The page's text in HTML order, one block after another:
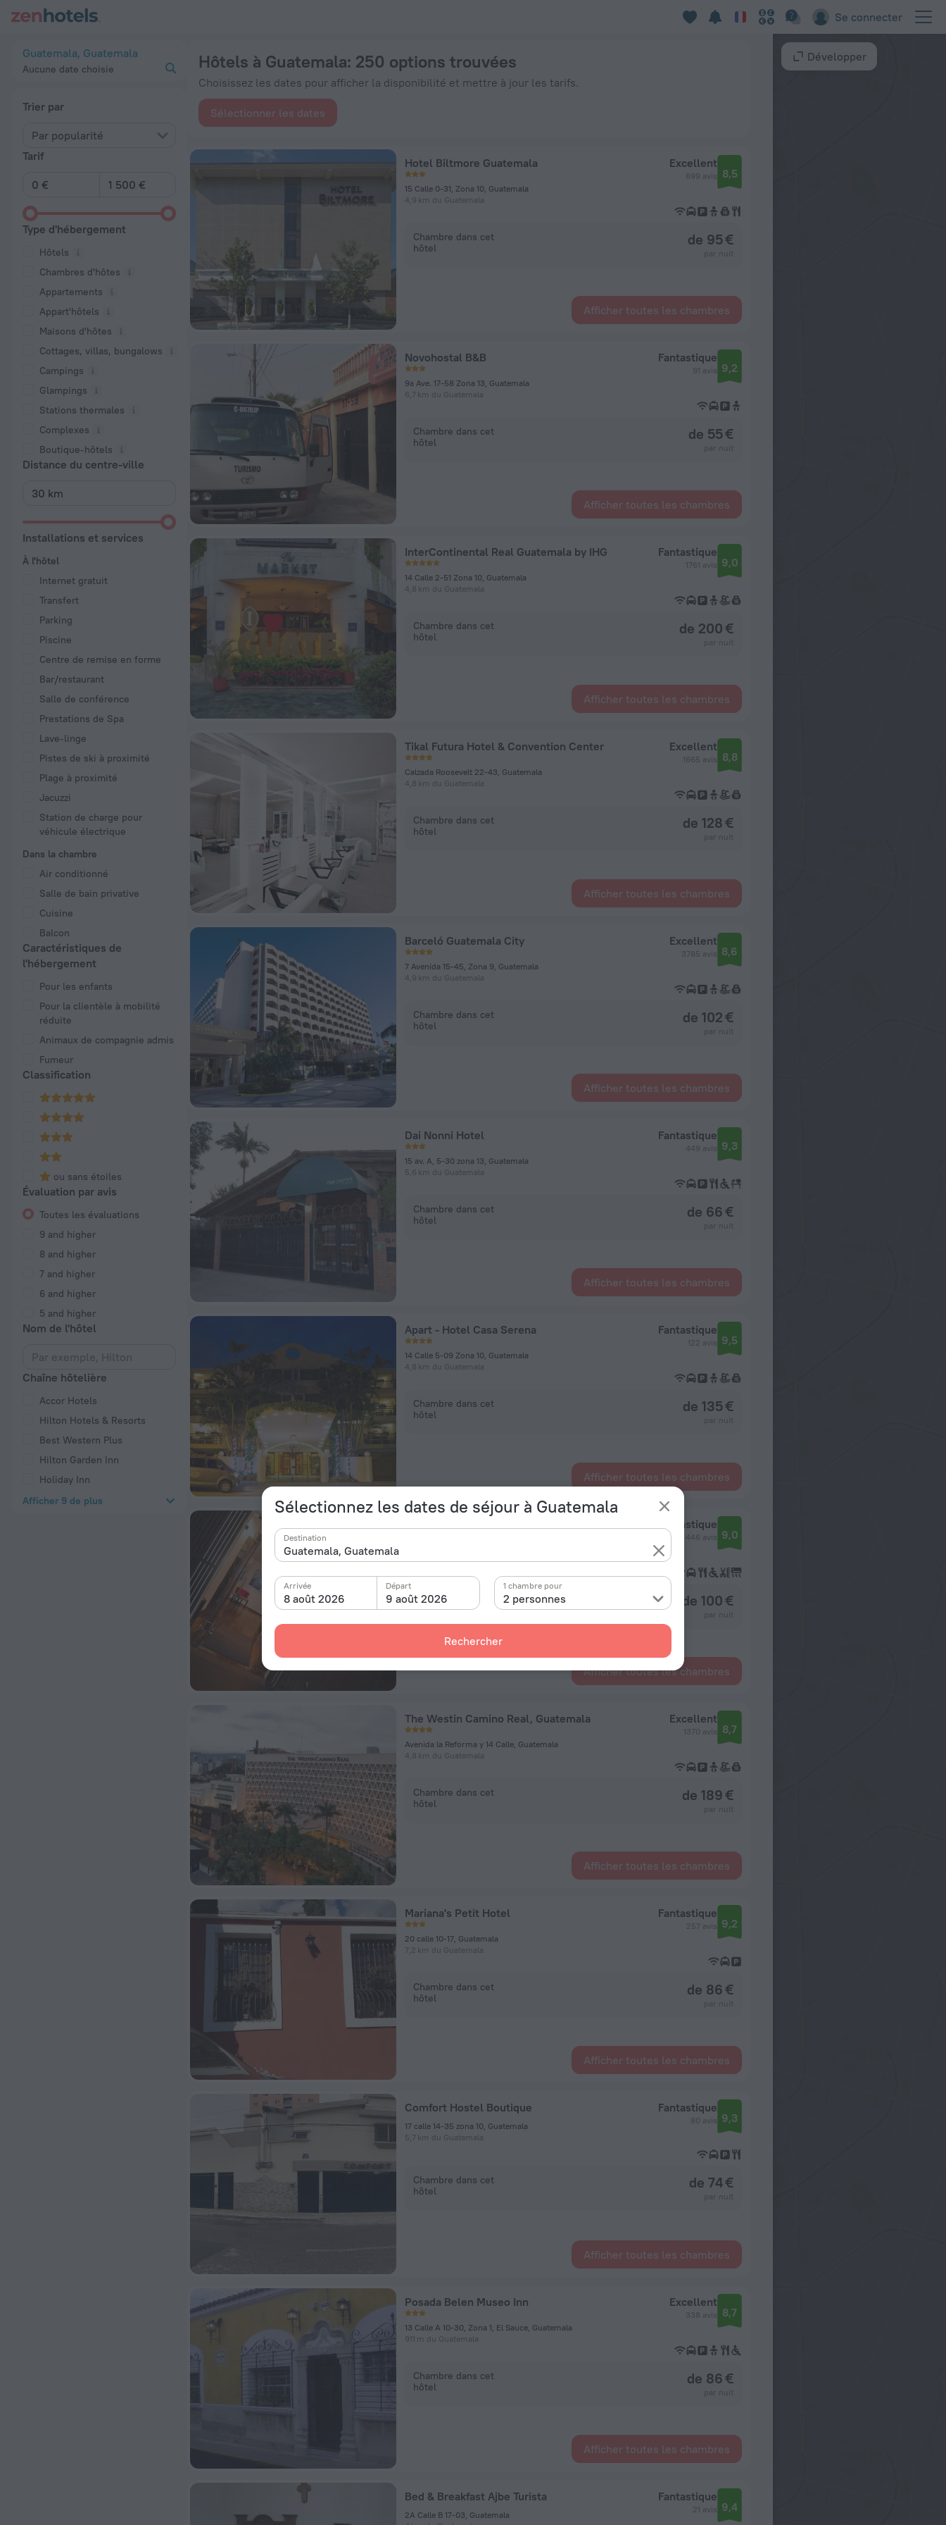
Se connecter
Sélectionnez les dates de séjour à Guatemala
Destination
8 août 2026
Arrivée
9 août 2026
Départ
2 personnes
1 chambre pour
Rechercher
Guatemala, Guatemala
Aucune date choisie
Trier par
Par popularité
Tarif
Type d'hébergement
Hôtels
Chambres d'hôtes
Appartements
Appart'hôtels
Maisons d'hôtes
Cottages, villas, bungalows
Campings
Glampings
Stations thermales
Complexes
Boutique-hôtels
Distance du centre-ville
Installations et services
À l'hôtel
Internet gratuit
Transfert
Parking
Piscine
Centre de remise en forme
Bar/restaurant
Salle de conférence
Prestations de Spa
Lave-linge
Pistes de ski à proximité
Plage à proximité
Jacuzzi
Station de charge pour
véhicule électrique
Dans la chambre
Air conditionné
Salle de bain privative
Cuisine
Balcon
Caractéristiques de
l'hébergement
Pour les enfants
Pour la clientèle à mobilité
réduite
Animaux de compagnie admis
Fumeur
Classification
ou sans étoiles
Évaluation par avis
Toutes les évaluations
9 and higher
8 and higher
7 and higher
6 and higher
5 and higher
Nom de l'hôtel
Chaîne hôtelière
Accor Hotels
Hilton Hotels & Resorts
Best Western Plus
Hilton Garden Inn
Holiday Inn
Afficher 9 de plus
Hôtels à Guatemala: 250 options trouvées
Choisissez les dates pour afficher la disponibilité et mettre à jour les tarifs.
Sélectionner les dates
Hotel Biltmore Guatemala
15 Calle 0-31, Zona 10, Guatemala
4,9 km du Guatemala
Excellent
699 avis 8,5
Chambre dans cet
hôtel
de 95 €
Afficher toutes les chambres
Novohostal B&B
9a Ave. 17-58 Zona 13, Guatemala
6,7 km du Guatemala
Fantastique
91 avis 9,2
Chambre dans cet
hôtel
de 55 €
Afficher toutes les chambres
InterContinental Real Guatemala by IHG
14 Calle 2-51 Zona 10, Guatemala
4,8 km du Guatemala
Fantastique
1761 avis 9,0
Chambre dans cet
hôtel
de 200 €
Afficher toutes les chambres
Tikal Futura Hotel & Convention Center
Calzada Roosevelt 22-43, Guatemala
4,8 km du Guatemala
Excellent
1665 avis 8,8
Chambre dans cet
hôtel
de 128 €
Afficher toutes les chambres
Barceló Guatemala City
7 Avenida 15-45, Zona 9, Guatemala
4,9 km du Guatemala
Excellent
3785 avis 8,6
Chambre dans cet
hôtel
de 102 €
Afficher toutes les chambres
Dai Nonni Hotel
15 av. A, 5-30 zona 13, Guatemala
5,6 km du Guatemala
Fantastique
449 avis 9,3
Chambre dans cet
hôtel
de 66 €
Afficher toutes les chambres
Apart - Hotel Casa Serena
14 Calle 5-09 Zona 10, Guatemala
4,8 km du Guatemala
Fantastique
122 avis 9,5
Chambre dans cet
hôtel
de 135 €
Afficher toutes les chambres
4,9 km du Guatemala
Fantastique
446 avis 9,0
Chambre dans cet
hôtel
de 100 €
Afficher toutes les chambres
The Westin Camino Real, Guatemala
Avenida la Reforma y 14 Calle, Guatemala
4,8 km du Guatemala
Excellent
1370 avis 8,7
Chambre dans cet
hôtel
de 189 €
Afficher toutes les chambres
Mariana's Petit Hotel
20 calle 10-17, Guatemala
7,2 km du Guatemala
Fantastique
257 avis 9,2
Chambre dans cet
hôtel
de 86 €
Afficher toutes les chambres
Comfort Hostel Boutique
17 calle 14-35 zona 10, Guatemala
5,7 km du Guatemala
Fantastique
80 avis 9,3
Chambre dans cet
hôtel
de 74 €
Afficher toutes les chambres
Posada Belen Museo Inn
13 Calle A 10-30, Zona 1, El Sauce, Guatemala
911 m du Guatemala
Excellent
338 avis 8,7
Chambre dans cet
hôtel
de 86 €
Afficher toutes les chambres
Bed & Breakfast Ajbe Turista
2A Calle B 17-03, Guatemala
Fantastique
21 avis 9,4
Développer
Les 20 meilleurs hôtels Hôtels à Guatemala 2026 à partir de 34 € - Réservez dès maintenant sur ZenHotels.com